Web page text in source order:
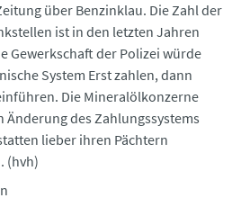
über Benzinklau. Die Zahl der
ist in den letzten Jahren
Gewerkschaft der Polizei würde
System Erst zahlen, dann
Die Mineralölkonzerne
Änderung des Zahlungssystems
lieber ihren Pächtern
(hvh)